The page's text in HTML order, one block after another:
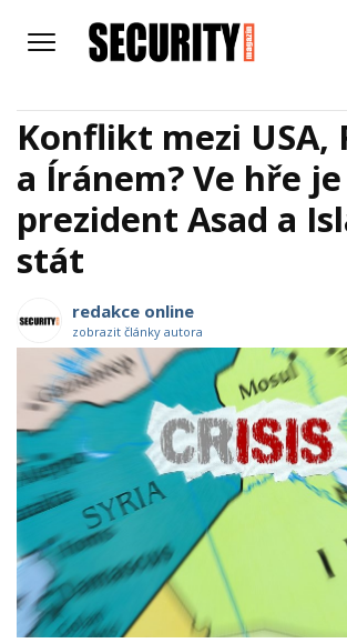
Konflikt mezi USA,
a Íránem? Ve hře
prezident Asad a
stát
redakce online
zobrazit články autora